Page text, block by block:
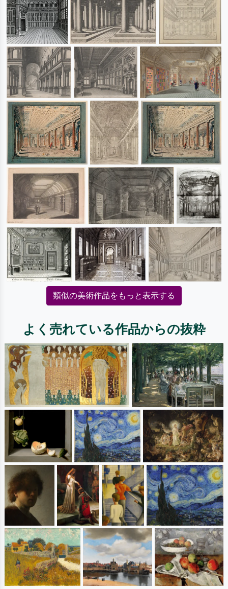
類似の美術作品をもっと表示する
よく売れている作品からの抜粋